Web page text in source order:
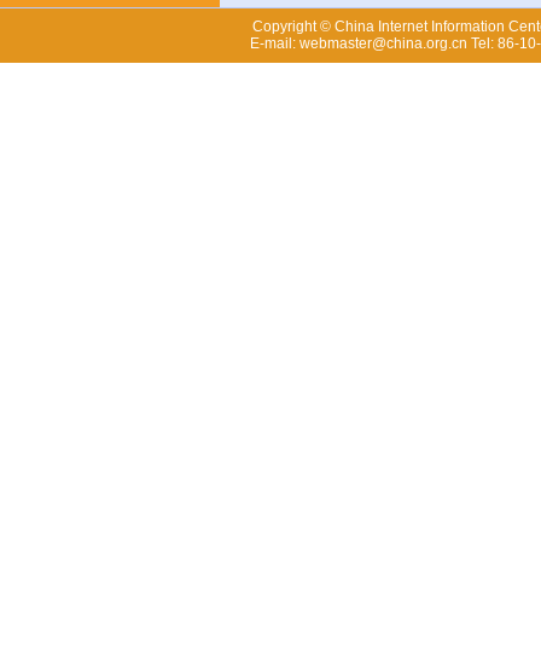
Copyright © China Internet Information
E-mail: webmaster@china.org.cn Tel: 86-